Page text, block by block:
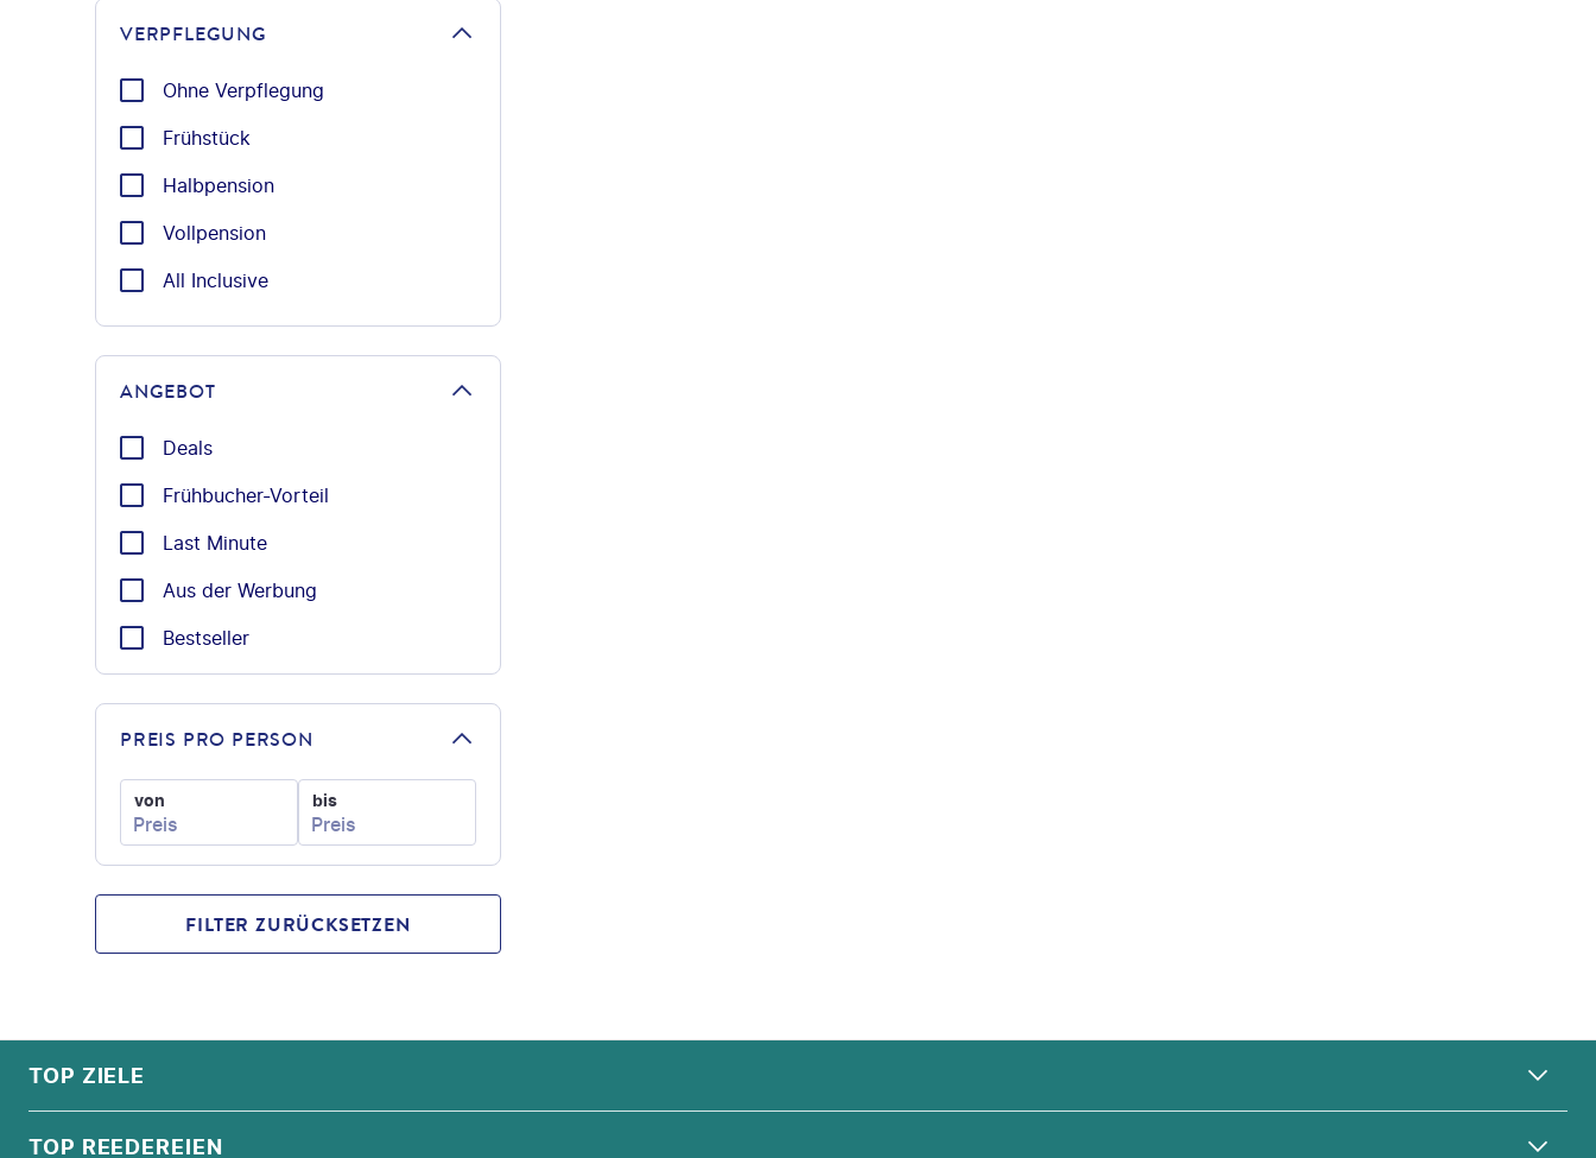
VERPFLEGUNG
Ohne Verpflegung
Frühstück
Halbpension
Vollpension
All Inclusive
ANGEBOT
Deals
Frühbucher-Vorteil
Last Minute
Aus der Werbung
Bestseller
PREIS PRO PERSON
von bis
FILTER ZURÜCKSETZEN
FOOTER
Footer navigation
TOP ZIELE
ALPEN
TOP REEDEREIEN